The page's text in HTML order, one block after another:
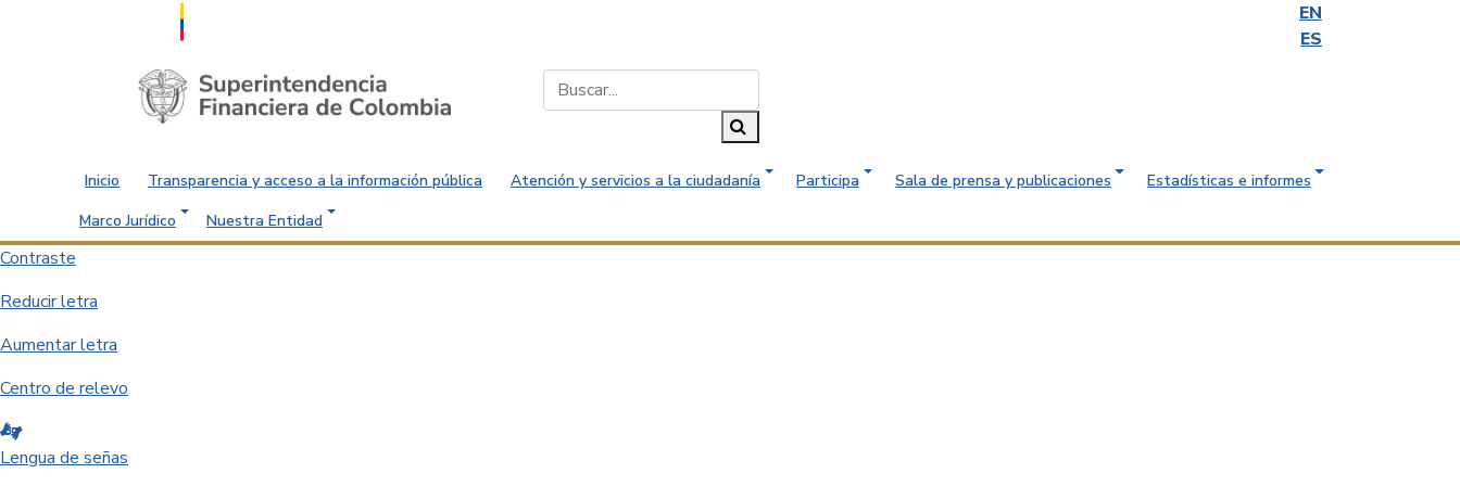
EN
ES
Saltar al contenido principal
Inicio Transparencia y acceso a la información pública Atención y servicios a la ciudadanía Participa Sala de prensa y publicaciones
Estadísticas e informes
Marco Jurídico
Nuestra Entidad
Contraste
Reducir letra
Aumentar letra
Centro de relevo
Lengua de señas